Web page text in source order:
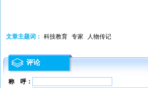
文章主题词： 科技教育 专家 人物传记
评论
称 呼：